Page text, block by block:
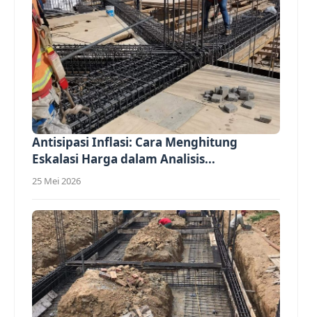
Antisipasi Inflasi: Cara Menghitung
Eskalasi Harga dalam Analisis...
25 Mei 2026